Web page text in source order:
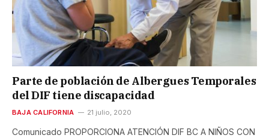
Parte de población de Albergues Temporales
del DIF tiene discapacidad
BAJA CALIFORNIA 21 julio, 2020
Comunicado PROPORCIONA ATENCIÓN DIF BC A NIÑOS CON